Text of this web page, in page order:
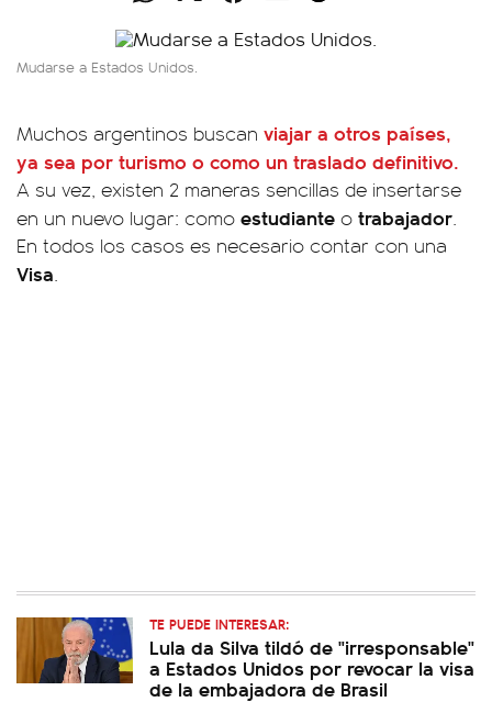
Mudarse a Estados Unidos.
Muchos argentinos buscan viajar a otros países,
ya sea por turismo o como un traslado definitivo.
A su vez, existen 2 maneras sencillas de insertarse
en un nuevo lugar: como estudiante o trabajador.
En todos los casos es necesario contar con una
Visa.
TE PUEDE INTERESAR:
Lula da Silva tildó de "irresponsable"
a Estados Unidos por revocar la visa
de la embajadora de Brasil